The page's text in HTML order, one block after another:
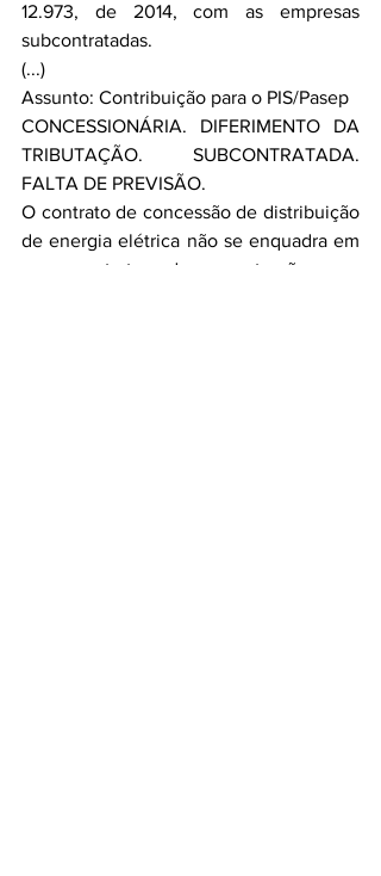
12.973, de 2014, com as empresas
subcontratadas.
(...)
Assunto: Contribuição para o PIS/Pasep
CONCESSIONÁRIA. DIFERIMENTO DA
TRIBUTAÇÃO. SUBCONTRATADA.
FALTA DE PREVISÃO.
O contrato de concessão de distribuição
de energia elétrica não se enquadra em
um contrato de construção por